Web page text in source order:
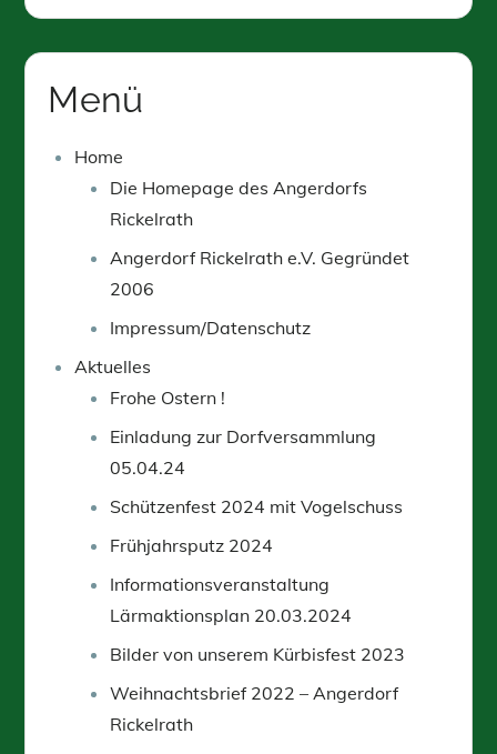
Menü
Home
Die Homepage des Angerdorfs
Rickelrath
Angerdorf Rickelrath e.V. Gegründet
2006
Impressum/Datenschutz
Aktuelles
Frohe Ostern !
Einladung zur Dorfversammlung
05.04.24
Schützenfest 2024 mit Vogelschuss
Frühjahrsputz 2024
Informationsveranstaltung
Lärmaktionsplan 20.03.2024
Bilder von unserem Kürbisfest 2023
Weihnachtsbrief 2022 – Angerdorf
Rickelrath